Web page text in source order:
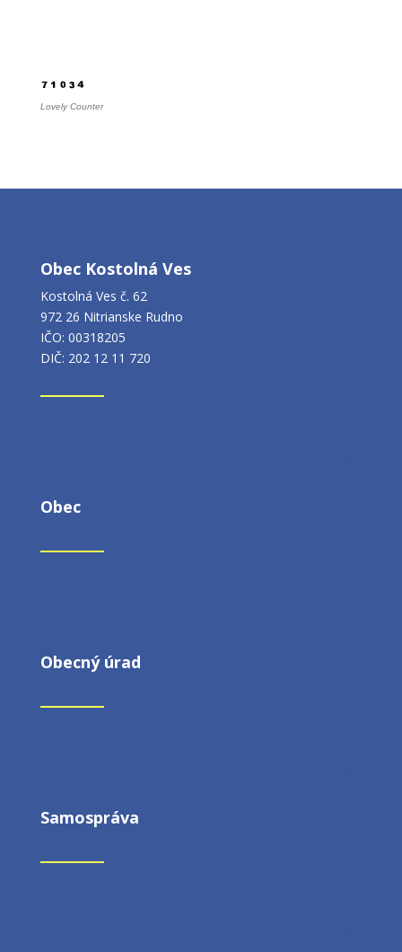
Lovely Counter
Obec Kostolná Ves
Kostolná Ves č. 62
972 26 Nitrianske Rudno
IČO: 00318205
DIČ: 202 12 11 720
Obec
Obecný úrad
Samospráva